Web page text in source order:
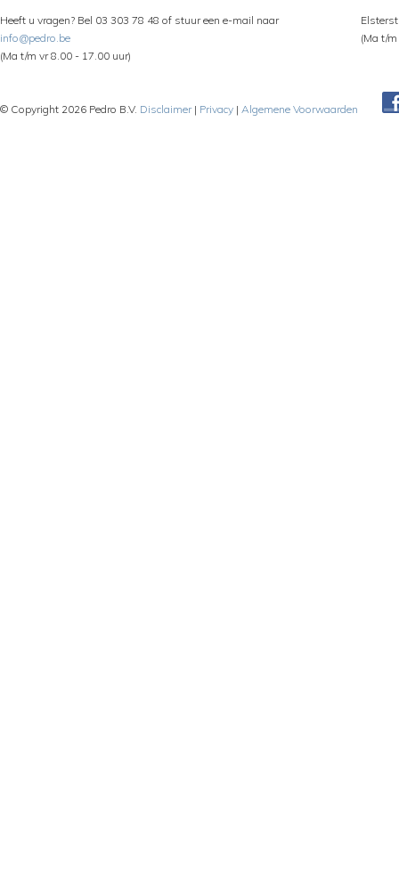
Heeft u vragen? Bel 03 303 78 48 of stuur een e-mail naar
info@pedro.be
(Ma t/m vr 8.00 - 17.00 uur)
(Ma t/
© Copyright 2026 Pedro B.V. Disclaimer| Privacy | Algemene Voorwaarden